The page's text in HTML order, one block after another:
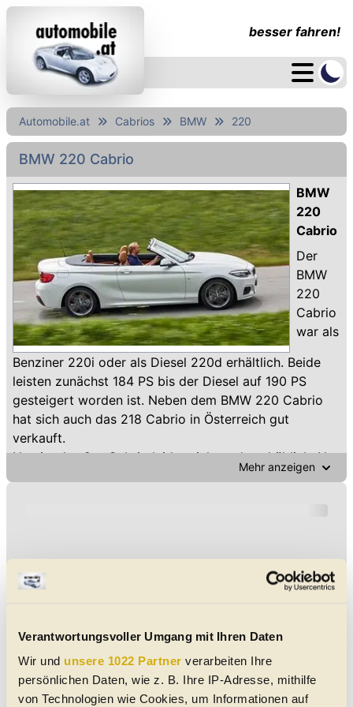
Verantwortungsvoller Umgang mit Ihren Daten
Wir und unsere 1022 Partner verarbeiten Ihre
persönlichen Daten, wie z. B. Ihre IP-Adresse, mithilfe
von Technologien wie Cookies, um Informationen auf
besser fahren!
Automobile.at Cabrios BMW 220
BMW 220 Cabrio
BMW
220
Cabrio
Der
BMW
220
Cabrio
war als
Benziner 220i oder als Diesel 220d erhältlich. Beide
leisten zunächst 184 PS bis der Diesel auf 190 PS
gesteigert worden ist. Neben dem BMW 220 Cabrio
hat sich auch das 218 Cabrio in Österreich gut
verkauft.
Neu ist das 2er-Cabrio leider nicht mehr erhältlich. Nur
in der ersten 2er-Reihe (2013 bis 2021) gab es ein
Ihrer Nähe finden Sie auf automobile.at.
Gebrauchte BMW 220 Cabrios der Baujahre 2016 bis
Mehr anzeigen